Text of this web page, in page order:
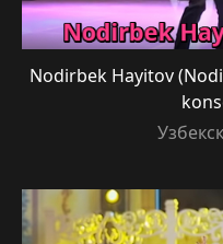
Nodirbek Hayitov